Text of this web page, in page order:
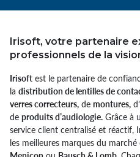
Irisoft, votre partenaire
professionnels de la
Irisoft est le partenaire de
la distribution de lentilles de
verres correcteurs, de montures, d’
de produits d’audiologie. Grâce à
service client centralisé et réactif,
les meilleures marques du